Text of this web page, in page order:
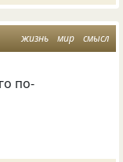
жизнь мир смысл
по-